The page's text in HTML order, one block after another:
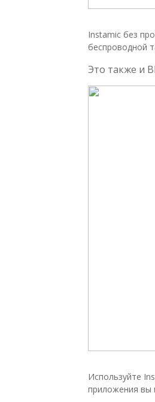
Instamic без
беспроводной
Это также и
Используйте
приложения вы